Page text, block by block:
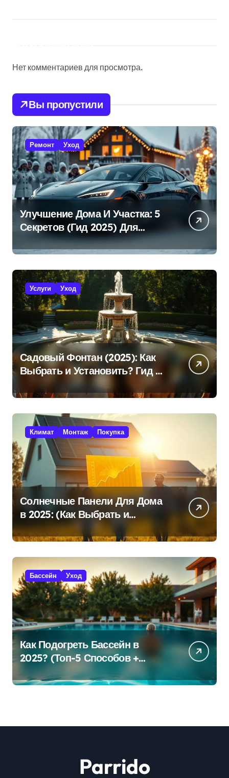
Нет комментариев для просмотра.
Вы пропустили
Ремонт Уход
Улучшение Дома И Участка: 5
Секретов (Гид 2025) Для
Эффективной Работы!
Услуги Уход
Садовый Фонтан (2025): Как
Выбрать и Установить? Гид +
Советы!
Климат Монтаж Покупка
Солнечные Панели Для Дома
в 2025: (Как Выбрать и
Сэкономить?)
Бассейн Уход
Как Подогреть Бассейн в
2025? (Топ-5 Способов +
Экономия!)
Parrido